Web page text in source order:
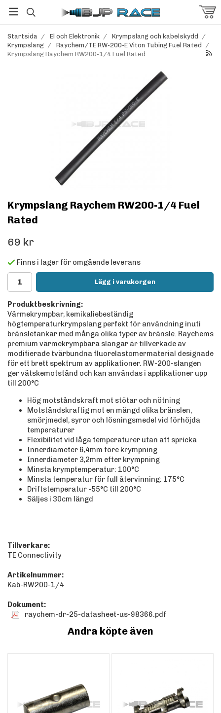
Startsida / El och Elektronik / Krympslang och kabelskydd
/
Krympslang / Raychem/TE RW-200-E Viton Tubing Fuel Rated
/
Krympslang Raychem RW200-1/4 Fuel Rated
Krympslang Raychem RW200-1/4 Fuel
Rated
69 kr
Finns i lager för omgående leverans
Lägg i varukorgen
Produktbeskrivning:
Värmekrympbar, kemikaliebeständig
högtemperaturkrympslang perfekt för användning inuti
bränsletankar med många olika typer av bränsle. Raychems
premium värmekrympbara slangar är tillverkade av
modifierade tvärbundna fluorelastomermaterial designade
för ett brett spektrum av applikationer. RW-200-slangen
ger vätskemotstånd och kan användas i applikationer upp
till 200°C
Hög motståndskraft mot stötar och nötning
Motståndskraftig mot en mängd olika bränslen,
smörjmedel, syror och lösningsmedel vid förhöjda
temperaturer
Flexibilitet vid låga temperaturer utan att spricka
Innerdiameter 6,4mm före krympning
Innerdiameter 3,2mm efter krympning
Minsta krymptemperatur: 100°C
Minsta temperatur för full återvinning: 175°C
Driftstemperatur -55°C till 200°C
Säljes i 30cm längd
Tillverkare:
TE Connectivity
Artikelnummer:
Kab-RW200-1/4
Dokument:
raychem-dr-25-datasheet-us-98366.pdf
Andra köpte även